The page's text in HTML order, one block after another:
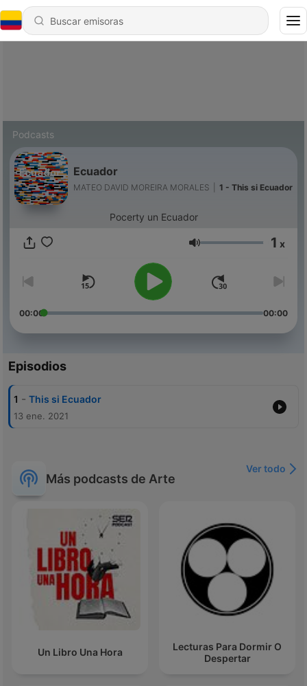
Podcasts
Ecuador
MATEO DAVID MOREIRA MORALES 1 - This si Ecuador
Pocerty un Ecuador
Volumen 1 x
00:00 00:00
Episodios
1 - This si Ecuador
13 ene. 2021
Más podcasts de Arte
Ver todo
Un Libro Una Hora
Lecturas Para Dormir O
Despertar